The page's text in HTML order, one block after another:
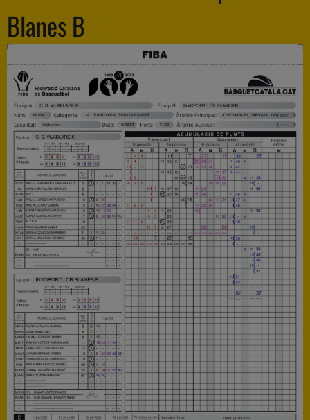
Blanes B